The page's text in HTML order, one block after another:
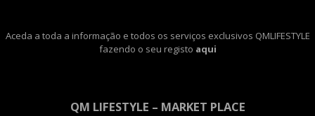
Aceda a toda a informação e todos os serviços exclusivos QMLIFESTYLE
fazendo o seu registo aqui
QM LIFESTYLE – MARKET PLACE